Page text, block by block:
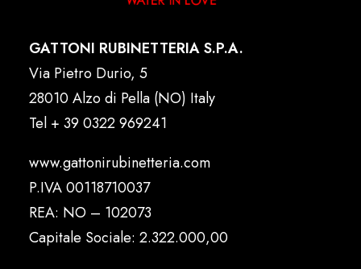
GATTONI RUBINETTERIA S.P.A.
Via Pietro Durio, 5
28010 Alzo di Pella (NO) Italy
Tel + 39 0322 969241
www.gattonirubinetteria.com
P.IVA 00118710037
REA: NO – 102073
Capitale Sociale: 2.322.000,00